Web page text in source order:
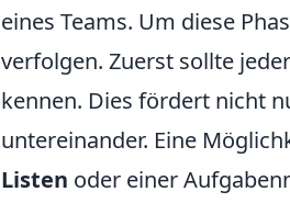
eines Teams. Um diese
verfolgen. Zuerst sollte
kennen. Dies fördert nicht
untereinander. Eine
Listen oder einer